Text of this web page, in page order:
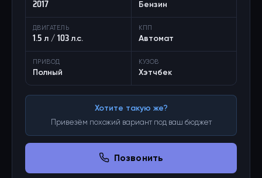
2017 Бензин
ДВИГАТЕЛЬ
1.5 л / 103 л.с.
КПП
Автомат
ПРИВОД
Полный
КУЗОВ
Хэтчбек
Хотите такую же?
Привезём похожий вариант под ваш бюджет
Позвонить